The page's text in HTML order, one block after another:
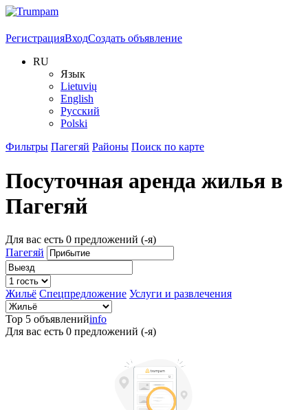
РегистрацияВходСоздать объявление
RU
Язык
Lietuvių
English
Русский
Polski
Фильтры Пагегяй Районы Поиск по карте
Посуточная аренда жилья в
Пагегяй
Для вас есть 0 предложений (-я)
Пагегяй
Жильё Спецпредложение Услуги и развлечения
Top 5 объявленийinfo
Для вас есть 0 предложений (-я)